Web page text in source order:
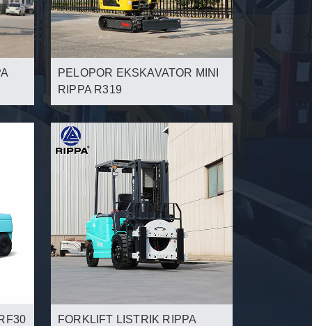
PELOPOR EKSKAVATOR MINI
RIPPA R319
FORKLIFT LISTRIK RIPPA